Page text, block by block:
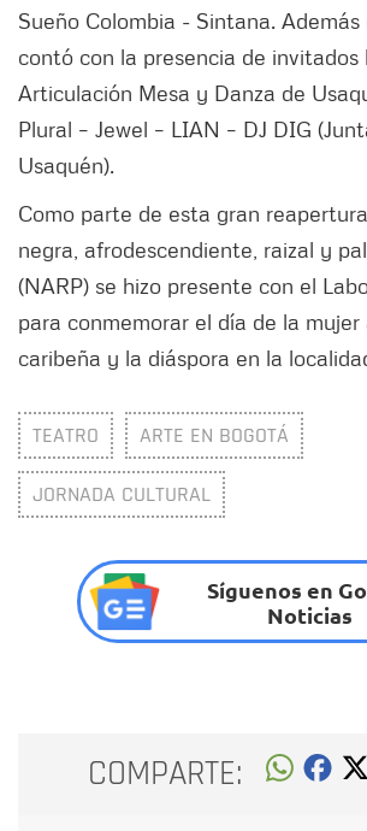
Sueño Colombia - Sintana. Además
contó con la presencia de invitados
Articulación Mesa y Danza de
Plural – Jewel – LIAN – DJ DIG
Usaquén).
Como parte de esta gran
negra, afrodescendiente, raizal y
(NARP) se hizo presente con el
para conmemorar el día de la
caribeña y la diáspora en la
TEATRO ARTE EN BOGOTÁ
JORNADA CULTURAL
Síguenos en
Noticias
COMPARTE: